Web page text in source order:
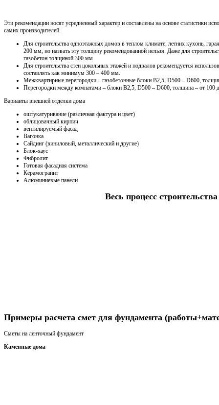
Эти рекомендации носят усредненный характер и составлены на основе статистики
самих производителей.
Для строительства одноэтажных домов в теплом климате, летних кухонь,
200 мм, но назвать эту толщину рекомендованной нельзя. Даже для
газобетон толщиной 300 мм.
Для строительства стен цокольных этажей и подвалов рекомендуется
составлять как минимум 300 – 400 мм.
Межквартирные перегородки – газобетонные блоки В2,5, D500 – D600,
Перегородки между комнатами – блоки В2,5, D500 – D600, толщина – от 100
Варианты внешней отделки дома
оштукатуривание (различная фактура и цвет)
облицовачный кирпич
вентилируемый фасад
Вагонка
Сайдинг (виниловый, металлический и другие)
Блок-хаус
Фибролит
Готовая фасадная система
Керамогранит
Алюминиевые панели
Весь процесс
Примеры расчета смет для фундамента
Сметы на ленточный фундамент
Каменные дома